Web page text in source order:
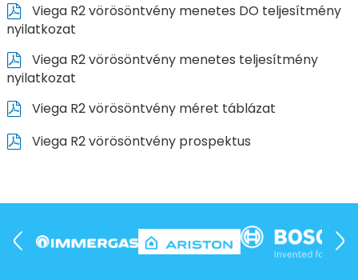
Viega R2 vörösöntvény menetes DO teljesítmény
nyilatkozat
Viega R2 vörösöntvény menetes teljesítmény
nyilatkozat
Viega R2 vörösöntvény méret táblázat
Viega R2 vörösöntvény prospektus